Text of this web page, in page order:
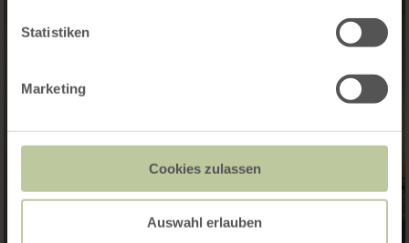
Statistiken
Marketing
Cookies zulassen
Auswahl erlauben